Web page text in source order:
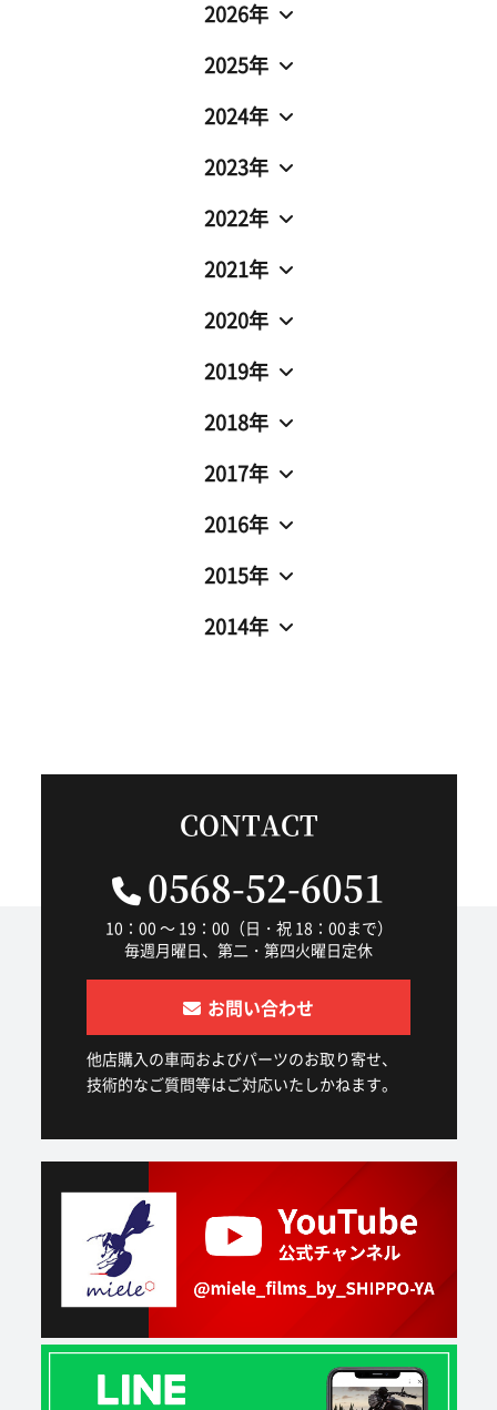
2026年
2025年
2024年
2023年
2022年
2021年
2020年
2019年
2018年
2017年
2016年
2015年
2014年
CONTACT
0568-52-6051
10：00 ～ 19：00（日・祝 18：00まで）
毎週月曜日、第二・第四火曜日定休
お問い合わせ
他店購入の車両およびパーツのお取り寄せ、
技術的なご質問等はご対応いたしかねます。